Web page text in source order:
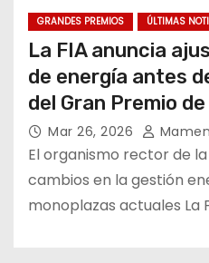
GRANDES PREMIOS ÚLTIMAS
La FIA anuncia
de energía antes
del Gran Premio
Mar 26, 2026
El organismo rector de
cambios en la gestión
monoplazas actuales La